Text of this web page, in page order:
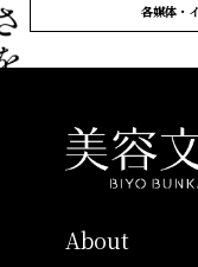
各媒体・
About